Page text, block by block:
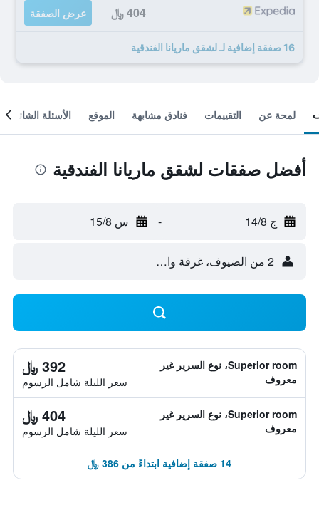
404 ﷼ عرض الصفقة
16 صفقة إضافية لـ لشقق ماريانا الفندقية
لمحة عن التقييمات فنادق مشابهة الموقع الأسئلة الشائعة
أفضل صفقات لشقق ماريانا الفندقية
ج 14/8 - س 15/8
2 من الضيوف، غرفة واحدة
Superior room، نوع السرير غير
معروف
392 ﷼
سعر الليلة شامل الرسوم
Superior room، نوع السرير غير
معروف
404 ﷼
سعر الليلة شامل الرسوم
14 صفقة إضافية ابتداءً من 386 ﷼